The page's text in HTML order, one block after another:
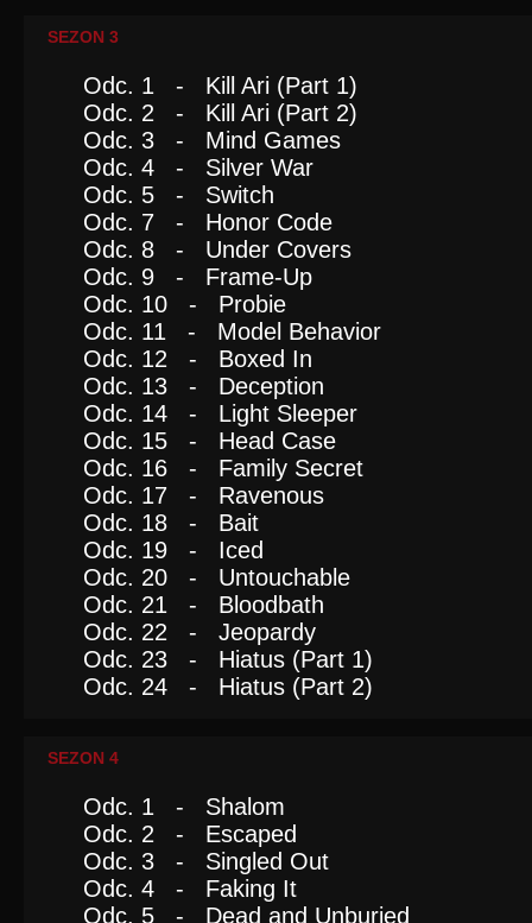
SEZON 3
Odc. 1 - Kill Ari (Part 1)
Odc. 2 - Kill Ari (Part 2)
Odc. 3 - Mind Games
Odc. 4 - Silver War
Odc. 5 - Switch
Odc. 7 - Honor Code
Odc. 8 - Under Covers
Odc. 9 - Frame-Up
Odc. 10 - Probie
Odc. 11 - Model Behavior
Odc. 12 - Boxed In
Odc. 13 - Deception
Odc. 14 - Light Sleeper
Odc. 15 - Head Case
Odc. 16 - Family Secret
Odc. 17 - Ravenous
Odc. 18 - Bait
Odc. 19 - Iced
Odc. 20 - Untouchable
Odc. 21 - Bloodbath
Odc. 22 - Jeopardy
Odc. 23 - Hiatus (Part 1)
Odc. 24 - Hiatus (Part 2)
SEZON 4
Odc. 1 - Shalom
Odc. 2 - Escaped
Odc. 3 - Singled Out
Odc. 4 - Faking It
Odc. 5 - Dead and Unburied